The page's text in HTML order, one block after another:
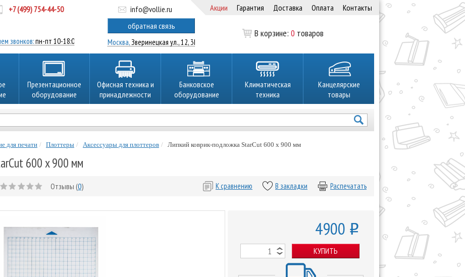
+7 (499) 754-44-50
звонков:пн-пт 10-18:00
info@vollie.ru
обратная связь
Москва,Зверинецкая ул., 12, 3Ц
Акции Гарантия Доставка Оплата Контакты
В корзине:0 товаров
Презентационное
оборудование
Офисная техника и
принадлежности
Банковское
оборудование
Климатическая
техника
Канцелярские
товары
для печати Плоттеры Аксессуары для плоттеров Липкий коврик-подложка StarCut 600 x 900 мм
600 x 900 мм
Отзывы (0) Распечатать
В закладки
К сравнению
4900 o
КУПИТЬ